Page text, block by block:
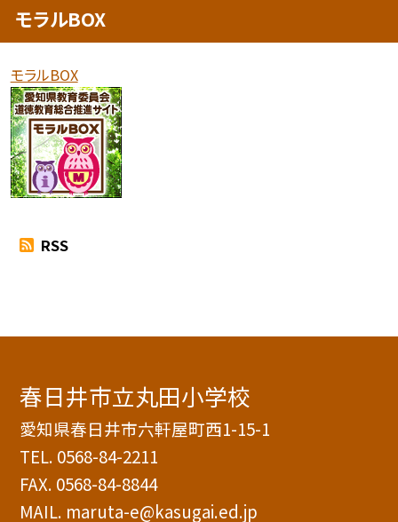
モラルBOX
モラルBOX
RSS
春日井市立丸田小学校
愛知県春日井市六軒屋町西1-15-1
TEL. 0568-84-2211
FAX. 0568-84-8844
MAIL. maruta-e@kasugai.ed.jp